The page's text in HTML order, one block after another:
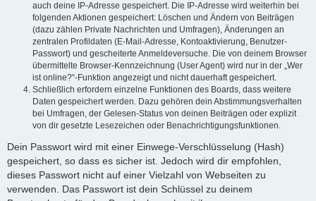
auch deine IP-Adresse gespeichert. Die IP-Adresse wird weiterhin bei
folgenden Aktionen gespeichert: Löschen und Ändern von Beiträgen
(dazu zählen Private Nachrichten und Umfragen), Änderungen an
zentralen Profildaten (E-Mail-Adresse, Kontoaktivierung, Benutzer-
Passwort) und gescheiterte Anmeldeversuche. Die von deinem Browser
übermittelte Browser-Kennzeichnung (User Agent) wird nur in der „Wer
ist online?“-Funktion angezeigt und nicht dauerhaft gespeichert.
Schließlich erfordern einzelne Funktionen des Boards, dass weitere
Daten gespeichert werden. Dazu gehören dein Abstimmungsverhalten
bei Umfragen, der Gelesen-Status von deinen Beiträgen oder explizit
von dir gesetzte Lesezeichen oder Benachrichtigungsfunktionen.
Dein Passwort wird mit einer Einwege-Verschlüsselung (Hash)
gespeichert, so dass es sicher ist. Jedoch wird dir empfohlen,
dieses Passwort nicht auf einer Vielzahl von Webseiten zu
verwenden. Das Passwort ist dein Schlüssel zu deinem